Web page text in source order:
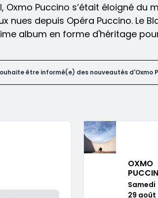
Oxmo Puccino s’était éloigné
nues depuis Opéra Puccino. Le
album en forme d'héritage
être informé(e) des nouveautés d'Oxmo
OXMO
Samedi
29 août